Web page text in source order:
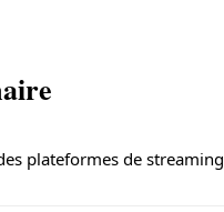
plateformes de streaming